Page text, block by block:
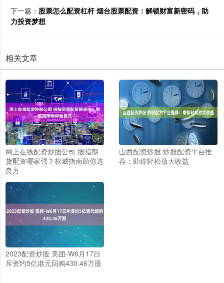
下一篇： 股票怎么配资杠杆 烟台股票配资：解锁财富新密码，助
力投资梦想
相关文章
网上在线配资炒股公司 股指期
货配资哪家强？权威指南助你选
良方
山西配资炒股 炒股配资平台推
荐：助你轻松放大收益
2023配资炒股 美团-W6月17日
斥资约5亿港元回购430.46万股